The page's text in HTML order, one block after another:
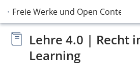
Freie Werke und Open Content
Lehre 4.0 | Recht
Learning